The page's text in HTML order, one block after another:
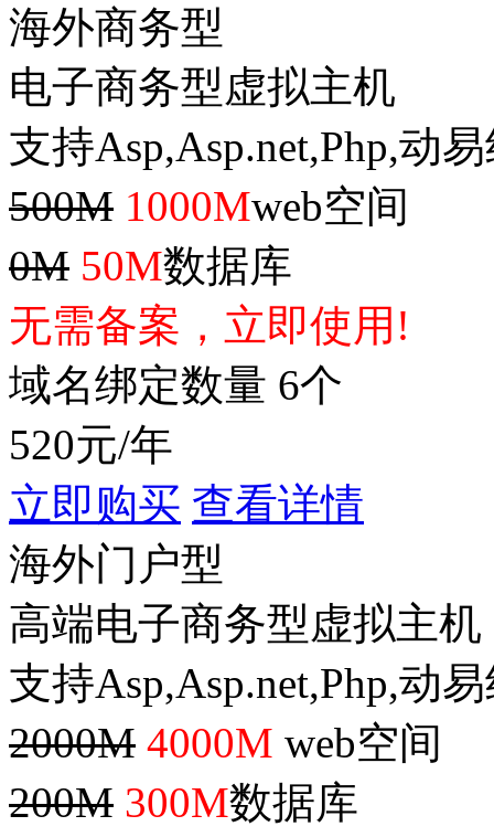
海外商务型
电子商务型虚拟主机
支持Asp,Asp.net,Php,动
500M 1000Mweb空间
0M 50M数据库
无需备案，立即使用!
域名绑定数量 6个
520元/年
立即购买 查看详情
海外门户型
高端电子商务型虚拟主机
支持Asp,Asp.net,Php,动
2000M 4000M web空间
200M 300M数据库